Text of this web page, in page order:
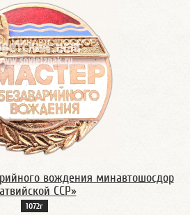
вождения минавтошосдор
ССР»
1072г